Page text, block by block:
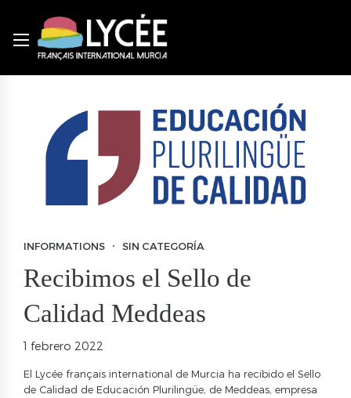
INFORMATIONS SIN CATEGORÍA
Recibimos el Sello de
Calidad Meddeas
1 febrero 2022
El Lycée français international de Murcia ha recibido el Sello
de Calidad de Educación Plurilingüe, de Meddeas , empresa